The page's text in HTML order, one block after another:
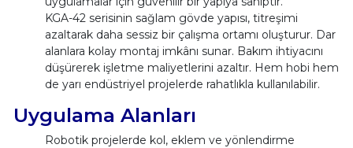
KGA-42 serisinin sağlam gövde yapısı, titreşimi
azaltarak daha sessiz bir çalışma ortamı oluşturur. Dar
alanlara kolay montaj imkânı sunar. Bakım ihtiyacını
düşürerek işletme maliyetlerini azaltır. Hem hobi hem
de yarı endüstriyel projelerde rahatlıkla kullanılabilir.
Uygulama Alanları
Robotik projelerde kol, eklem ve yönlendirme